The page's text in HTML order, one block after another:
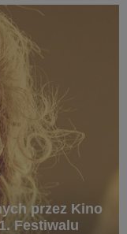
k...
przez Kino
Festiwalu